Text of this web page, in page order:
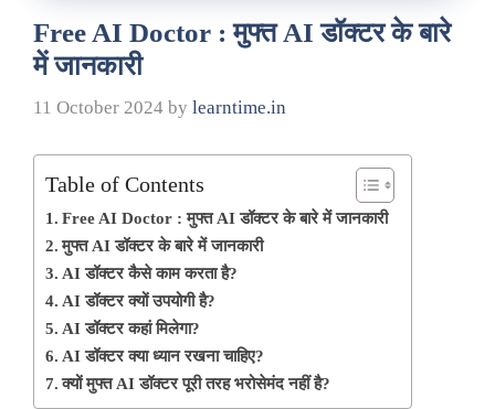
Free AI Doctor : मुफ्त AI डॉक्टर के बारे
में जानकारी
11 October 2024 by learntime.in
Table of Contents
Free AI Doctor : मुफ्त AI डॉक्टर के बारे में जानकारी
मुफ्त AI डॉक्टर के बारे में जानकारी
AI डॉक्टर कैसे काम करता है?
AI डॉक्टर क्यों उपयोगी है?
AI डॉक्टर कहां मिलेगा?
AI डॉक्टर क्या ध्यान रखना चाहिए?
क्यों मुफ्त AI डॉक्टर पूरी तरह भरोसेमंद नहीं है?